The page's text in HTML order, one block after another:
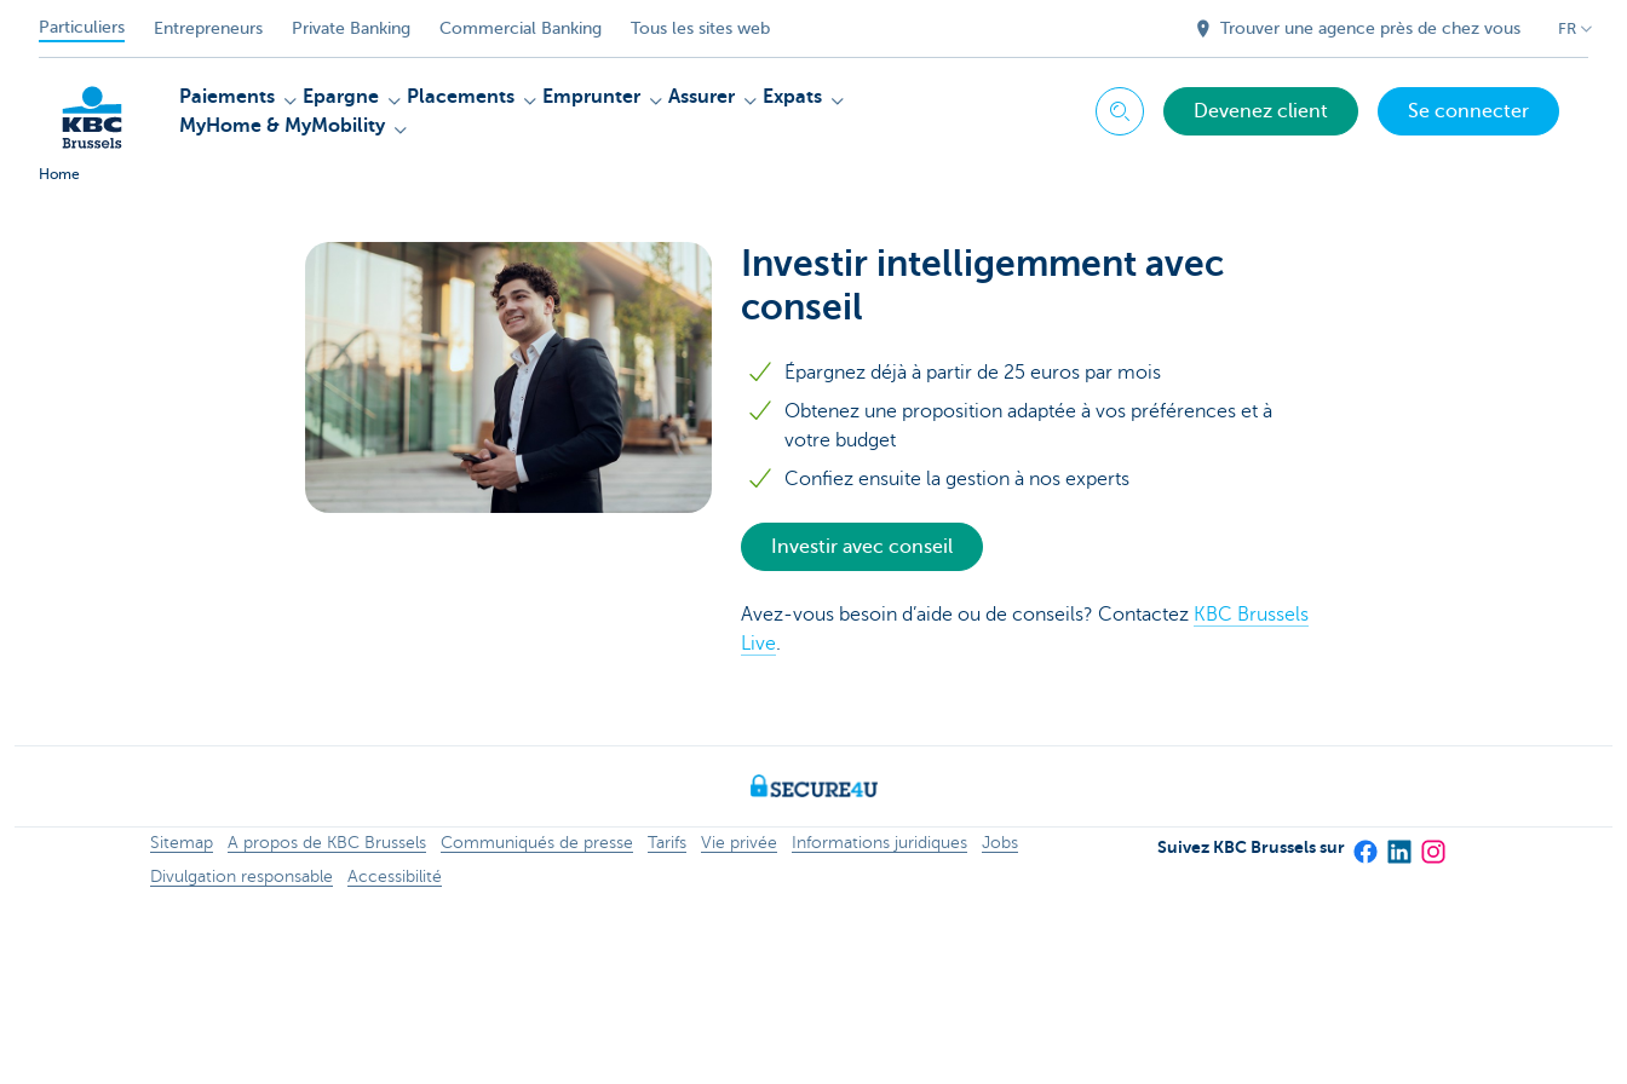
Particuliers Entrepreneurs Private Banking Commercial Banking Tous les sites web Trouver une agence près de chez vous FR
Paiements Epargne Placements Emprunter Assurer
Expats
MyHome & MyMobility
ChercherDevenez client Se connecter
Home
Investir intelligemment avec
conseil
Épargnez déjà à partir de 25 euros par mois
Obtenez une proposition adaptée à vos préférences et à
votre budget
Confiez ensuite la gestion à nos experts
Investir avec conseil
Avez-vous besoin d’aide ou de conseils? Contactez KBC Brussels
Live.
Sitemap A propos de KBC Brussels Communiqués de presse Tarifs Vie privée Informations juridiques
Jobs
Divulgation responsable
Accessibilité
Suivez KBC Brussels sur